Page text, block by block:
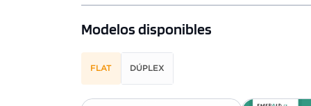
Modelos disponibles
FLAT DÚPLEX